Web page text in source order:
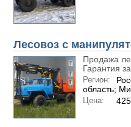
Лесовоз с
Продажа
Гарантия
Регион:
область;
Цена: